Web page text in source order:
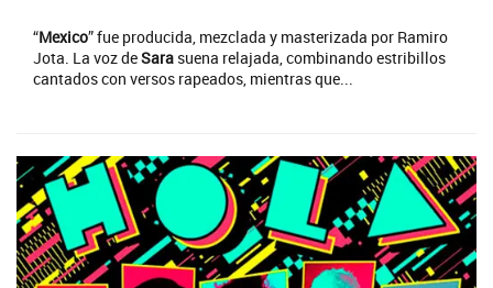
“Mexico” fue producida, mezclada y masterizada por Ramiro
Jota. La voz deSara suena relajada, combinando estribillos
cantados con versos rapeados, mientras que...